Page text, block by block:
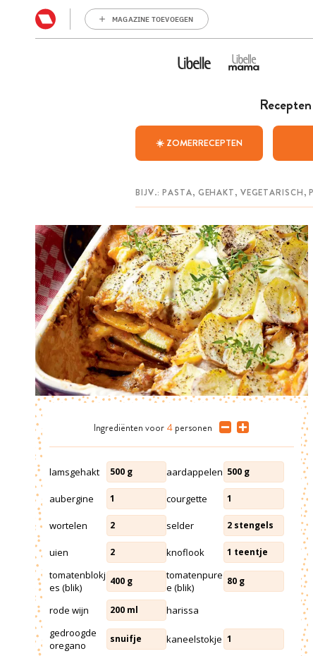
MAGAZINE TOEVOEGEN
Recepten
☀️ ZOMERRECEPTEN
Ingrediënten voor 4 personen
lamsgehakt 500 g aardappelen 500 g
aubergine 1 courgette 1
wortelen 2 selder 2 stengels
uien 2 knoflook 1 teentje
tomatenblokj
es (blik)
400 g
tomatenpure
e (blik)
80 g
rode wijn 200 ml
harissa
gedroogde
oregano
snuifje kaneelstokje 1